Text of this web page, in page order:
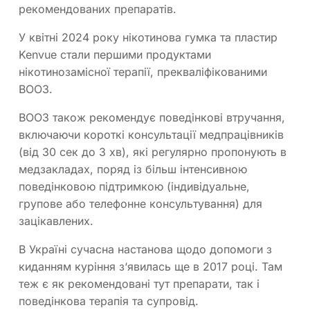
рекомендованих препаратів.
У квітні 2024 року нікотинова гумка та пластир
Kenvue стали першими продуктами
нікотинозамісної терапії, прекваліфікованими
ВООЗ.
ВООЗ також рекомендує поведінкові втручання,
включаючи короткі консультації медпрацівників
(від 30 сек до 3 хв), які регулярно пропонують в
медзакладах, поряд із більш інтенсивною
поведінковою підтримкою (індивідуальне,
групове або телефонне консультування) для
зацікавлених.
В Україні сучасна настанова щодо допомоги з
киданням куріння з‘явилась ще в 2017 році. Там
теж є як рекомендовані тут препарати, так і
поведінкова терапія та супровід.